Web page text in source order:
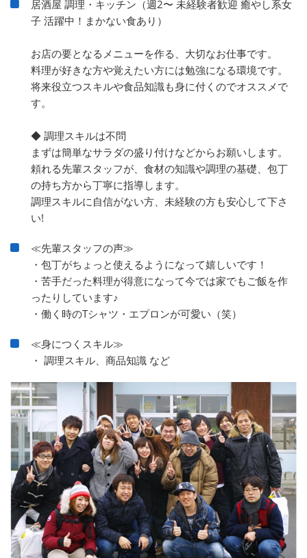
居酒屋 調理・キッチン（週2〜 未経験者歓迎 癒やし系女
子 活躍中！まかない食あり）
お店の要となるメニューを作る、大切なお仕事です。
料理が好きな方や覚えたい方には勉強になる環境です。
将来役立つスキルや食品知識も身に付くのでオススメで
す。
◆ 調理スキルは不問
まずは簡単なサラダの盛り付けなどからお願いします。
頼れる先輩スタッフが、食材の知識や調理の基礎、包丁
の持ち方から丁寧に指導します。
調理スキルに自信がない方、未経験の方も安心して下さ
い!
≪先輩スタッフの声≫
・包丁がちょっと使えるようになって嬉しいです！
・苦手だった料理が得意になって今では家でもご飯を作
ったりしています♪
・働く時のTシャツ・エプロンが可愛い（笑）
≪身につくスキル≫
・ 調理スキル、商品知識 など